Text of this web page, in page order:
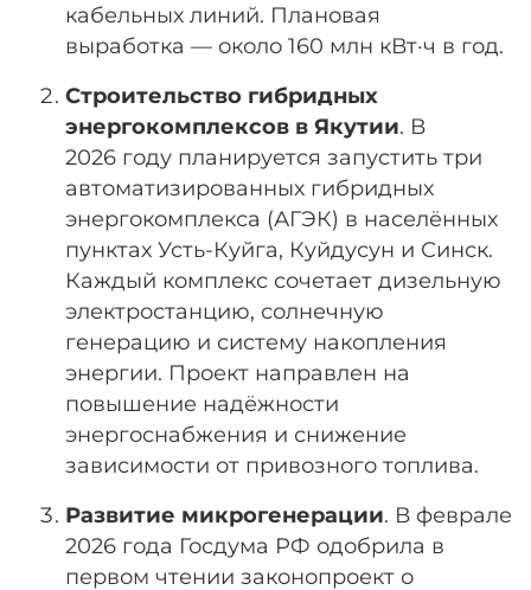
кабельных линий. Плановая
выработка — около 160 млн кВт·ч в год.
Строительство гибридных
энергокомплексов в Якутии. В
2026 году планируется запустить три
автоматизированных гибридных
энергокомплекса (АГЭК) в населённых
пунктах Усть-Куйга, Куйдусун и Синск.
Каждый комплекс сочетает дизельную
электростанцию, солнечную
генерацию и систему накопления
энергии. Проект направлен на
повышение надёжности
энергоснабжения и снижение
зависимости от привозного топлива.
Развитие микрогенерации. В феврале
2026 года Госдума РФ одобрила в
первом чтении законопроект о